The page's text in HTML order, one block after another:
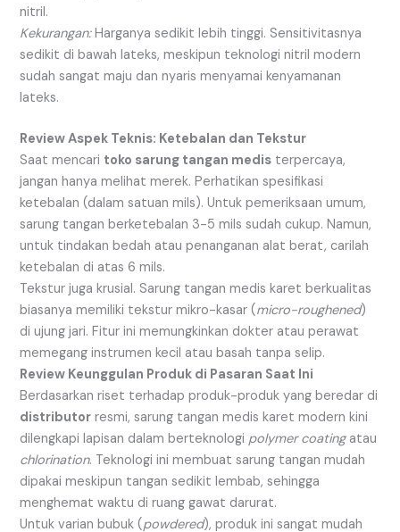
nitril.
Kekurangan:Harganya sedikit lebih tinggi. Sensitivitasnya
sedikit di bawah lateks, meskipun teknologi nitril modern
sudah sangat maju dan nyaris menyamai kenyamanan
lateks.
Review Aspek Teknis: Ketebalan dan Tekstur
Saat mencari toko sarung tangan medis terpercaya,
jangan hanya melihat merek. Perhatikan spesifikasi
ketebalan (dalam satuan mils). Untuk pemeriksaan umum,
sarung tangan berketebalan 3-5 mils sudah cukup. Namun,
untuk tindakan bedah atau penanganan alat berat, carilah
ketebalan di atas 6 mils.
Tekstur juga krusial. Sarung tangan medis karet berkualitas
biasanya memiliki tekstur mikro-kasar (micro-roughened)
di ujung jari. Fitur ini memungkinkan dokter atau perawat
memegang instrumen kecil atau basah tanpa selip.
Review Keunggulan Produk di Pasaran Saat Ini
Berdasarkan riset terhadap produk-produk yang beredar di
distributor resmi, sarung tangan medis karet modern kini
dilengkapi lapisan dalam berteknologi polymer coatingatau
chlorination. Teknologi ini membuat sarung tangan mudah
dipakai meskipun tangan sedikit lembab, sehingga
menghemat waktu di ruang gawat darurat.
Untuk varian bubuk (powdered), produk ini sangat mudah